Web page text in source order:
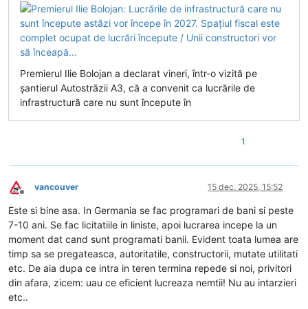
Premierul Ilie Bolojan a declarat vineri, într-o vizită pe
șantierul Autostrăzii A3, că a convenit ca lucrările de
infrastructură care nu sunt începute în
1
Deconectat
vancouver 15 dec. 2025, 15:52
Este si bine asa. In Germania se fac programari de bani si peste
7-10 ani. Se fac licitatiile in liniste, apoi lucrarea incepe la un
moment dat cand sunt programati banii. Evident toata lumea are
timp sa se pregateasca, autoritatile, constructorii, mutate utilitati
etc. De aia dupa ce intra in teren termina repede si noi, privitori
din afara, zicem: uau ce eficient lucreaza nemtii! Nu au intarzieri
etc..